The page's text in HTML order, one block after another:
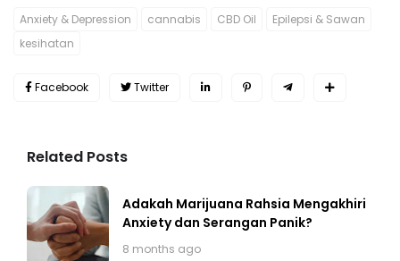
Anxiety & Depression cannabis CBD Oil
Epilepsi & Sawan
kesihatan
Facebook Twitter
Related Posts
Adakah Marijuana Rahsia Mengakhiri
Anxiety dan Serangan Panik?
8 months ago